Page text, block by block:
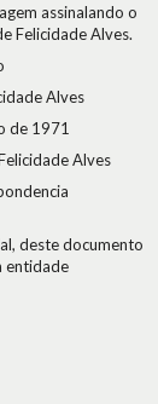
assinalando o
Felicidade Alves.
Alves
de 1971
Alves
deste documento
entidade